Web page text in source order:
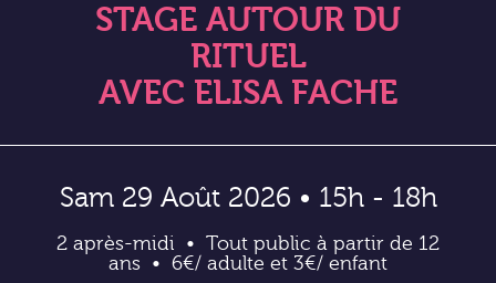
STAGE AUTOUR DU
RITUEL
AVEC ELISA FACHE
Sam 29 Août 2026 • 15h - 18h
2 après-midi
Tout public à partir de 12
ans
6€/ adulte et 3€/ enfant